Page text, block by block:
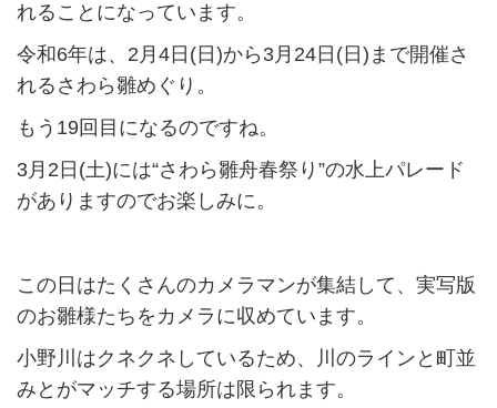
れることになっています。
令和6年は、2月4日(日)から3月24日(日)まで開催さ
れるさわら雛めぐり。
もう19回目になるのですね。
3月2日(土)には“さわら雛舟春祭り”の水上パレード
がありますのでお楽しみに。
この日はたくさんのカメラマンが集結して、実写版
のお雛様たちをカメラに収めています。
小野川はクネクネしているため、川のラインと町並
みとがマッチする場所は限られます。